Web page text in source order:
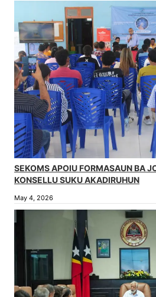
SEKOMS APOIU FORMASAUN BA
KONSELLU SUKU AKADIRUHUN
May 4, 2026